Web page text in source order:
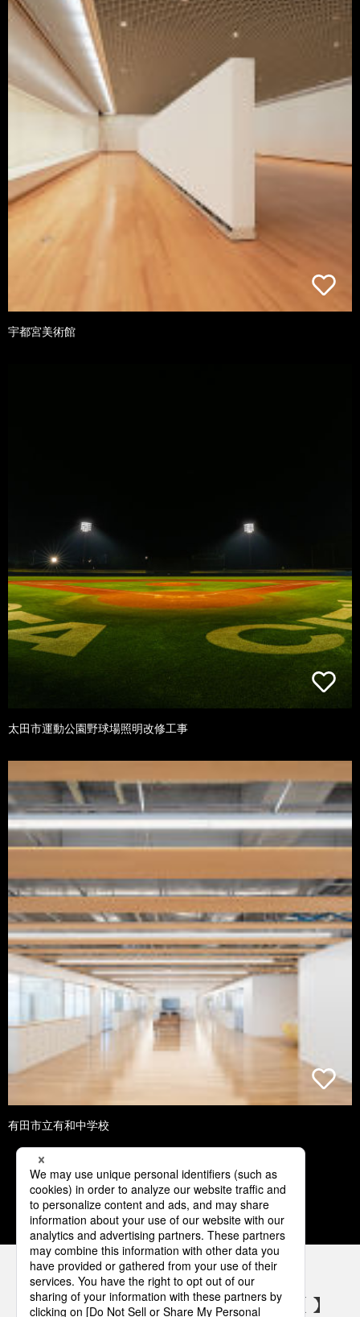
宇都宮美術館
太田市運動公園野球場照明改修工事
有田市立有和中学校
1 2 3 4 5
パナソニックの電気設備 SNSアカウント